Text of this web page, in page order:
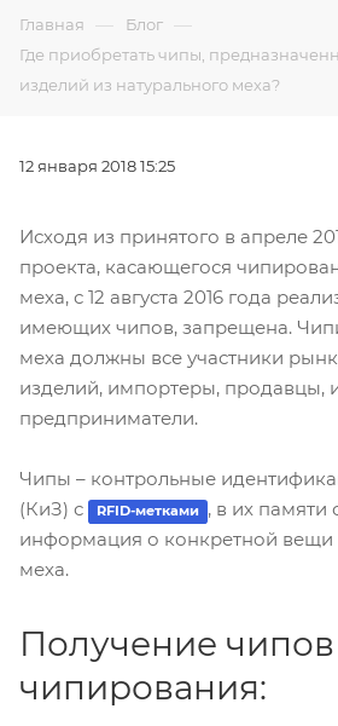
Главная — Блог —
Где приобретать чипы,
изделий из натурального меха?
12 января 2018 15:25
Исходя из принятого в апреле
проекта, касающегося
меха, с 12 августа 2016 года
имеющих чипов, запрещена.
меха должны все участники
изделий, импортеры, продавцы,
предприниматели.
Чипы – контрольные
(КиЗ) с
RFID-метками , в их памяти
информация о конкретной вещи
меха.
Получение чипов
чипирования: